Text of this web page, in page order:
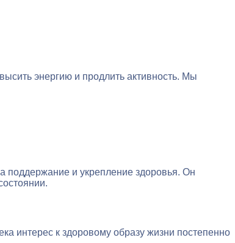
энергию и продлить активность. Мы
поддержание и укрепление здоровья. Он
интерес к здоровому образу жизни постепенно